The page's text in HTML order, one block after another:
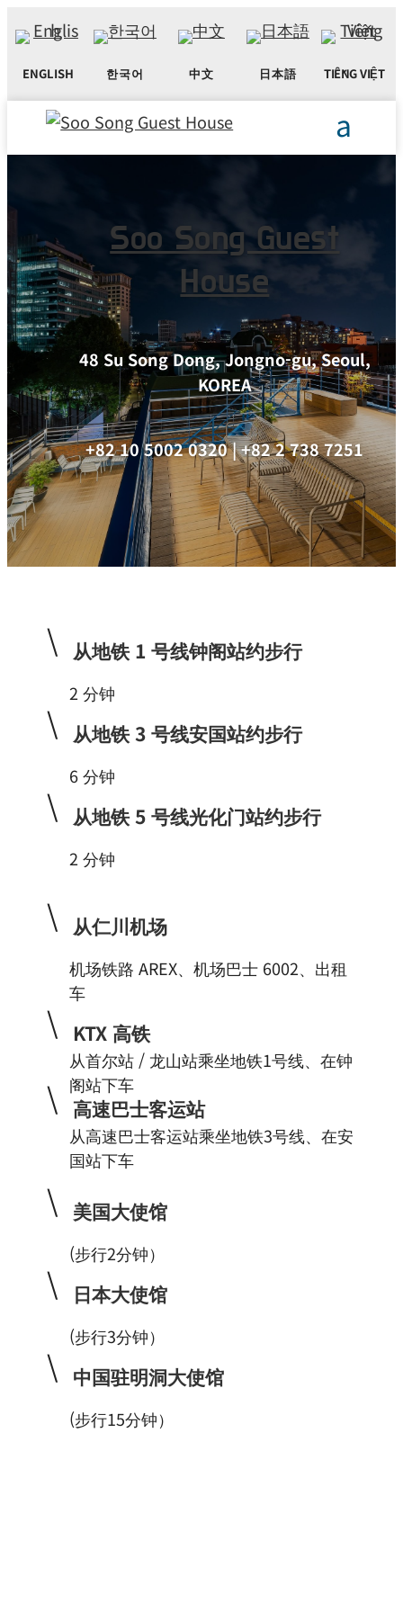
ENGLISH 한국어 中文 日本語 TIẾNG VIỆT
Soo Song Guest
House
48 Su Song Dong, Jongno-gu, Seoul,
KOREA
+82 10 5002 0320 | +82 2 738 7251
\ 从地铁 1 号线钟阁站约步行
2 分钟
\ 从地铁 3 号线安国站约步行
6 分钟
\ 从地铁 5 号线光化门站约步行
2 分钟
\ 从仁川机场
机场铁路 AREX、机场巴士 6002、出租
车
\ KTX 高铁
从首尔站 / 龙山站乘坐地铁1号线、在钟
阁站下车
\ 高速巴士客运站
从高速巴士客运站乘坐地铁3号线、在安
国站下车
\ 美国大使馆
(步行2分钟）
\ 日本大使馆
(步行3分钟）
\ 中国驻明洞大使馆
(步行15分钟）